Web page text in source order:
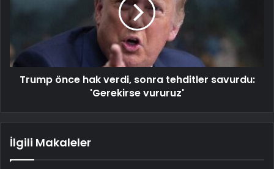
Trump önce hak verdi, sonra tehditler savurdu:
'Gerekirse vururuz'
İlgili Makaleler